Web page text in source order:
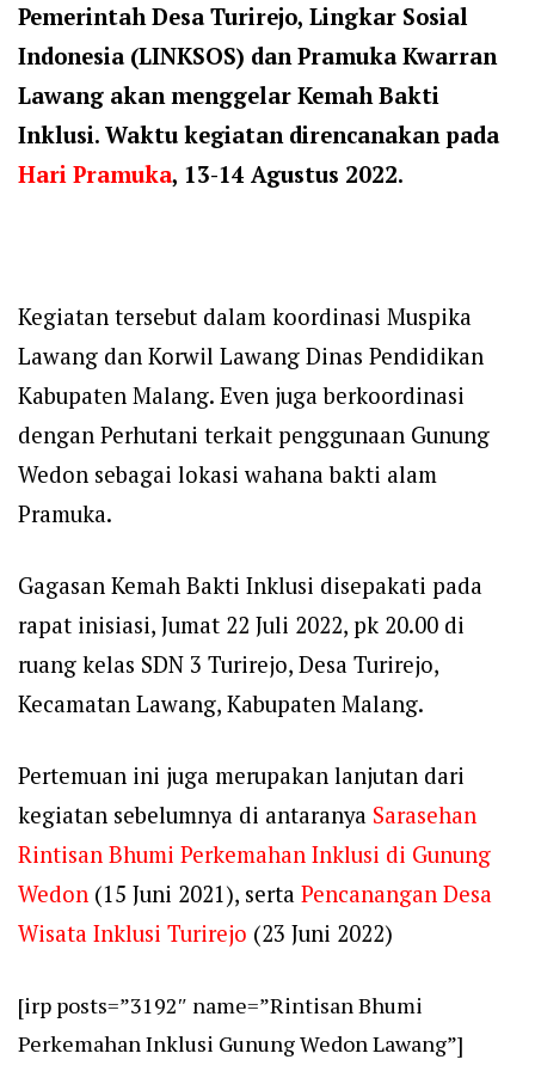
Pemerintah Desa Turirejo, Lingkar Sosial
Indonesia (LINKSOS) dan Pramuka Kwarran
Lawang akan menggelar Kemah Bakti
Inklusi. Waktu kegiatan direncanakan pada
Hari Pramuka, 13-14 Agustus 2022.
Kegiatan tersebut dalam koordinasi Muspika
Lawang dan Korwil Lawang Dinas Pendidikan
Kabupaten Malang. Even juga berkoordinasi
dengan Perhutani terkait penggunaan Gunung
Wedon sebagai lokasi wahana bakti alam
Pramuka.
Gagasan Kemah Bakti Inklusi disepakati pada
rapat inisiasi, Jumat 22 Juli 2022, pk 20.00 di
ruang kelas SDN 3 Turirejo, Desa Turirejo,
Kecamatan Lawang, Kabupaten Malang.
Pertemuan ini juga merupakan lanjutan dari
kegiatan sebelumnya di antaranya Sarasehan
Rintisan Bhumi Perkemahan Inklusi di Gunung
Wedon (15 Juni 2021), serta Pencanangan Desa
Wisata Inklusi Turirejo (23 Juni 2022)
[irp posts=”3192″ name=”Rintisan Bhumi
Perkemahan Inklusi Gunung Wedon Lawang”]